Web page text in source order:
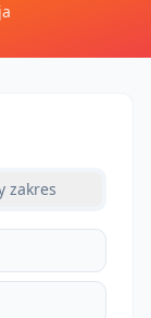
zakres